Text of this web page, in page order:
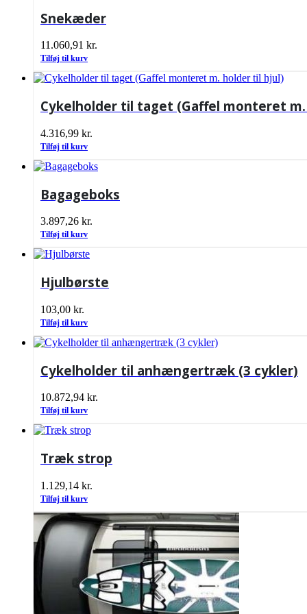
Snekæder
11.060,91 kr.
Tilføj til kurv
Cykelholder til taget (Gaffel monteret
4.316,99 kr.
Tilføj til kurv
Bagageboks
3.897,26 kr.
Tilføj til kurv
Hjulbørste
103,00 kr.
Tilføj til kurv
Cykelholder til anhængertræk (3 cykler)
10.872,94 kr.
Tilføj til kurv
Træk strop
1.129,14 kr.
Tilføj til kurv